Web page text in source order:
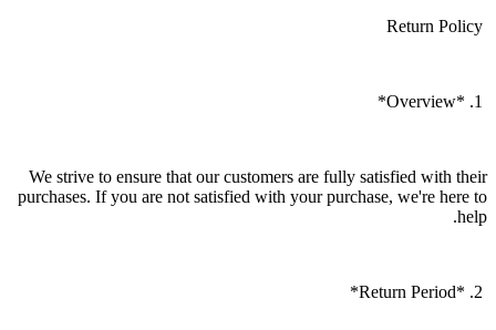
We strive to ensure that our customers are fully satisfied with their
purchases. If you are not satisfied with your purchase, we're here to
help.